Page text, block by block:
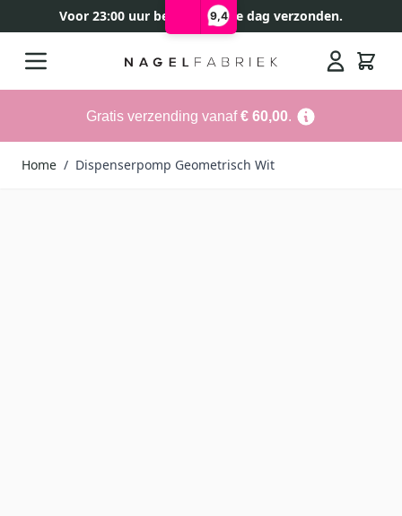
9,4
Voor 23:00 uur besteld, zelfde dag verzonden.
Gratis verzending vanaf€ 60,00.
Home / Dispenserpomp Geometrisch Wit